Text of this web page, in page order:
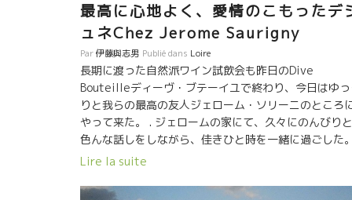
最高に心地よく、愛情のこもったデ
ュネChez Jerome Saurigny
Par伊藤與志男 Publié dans Loire
長期に渡った自然派ワイン試飲会も昨日のDive
Bouteilleディーヴ・ブテーイユで終わり、今日はゆっ
りと我らの最高の友人ジェローム・ソリーニのところ
やって来た。 . ジェロームの家にて、久々にのんびりと
色んな話しをしながら、佳きひと時を一緒に過ごした。
野村ユニソン社のメンバーとやって来た。キッチンのテ
しながら、ジェロームが料理を作ってくれた。超忙しか
Lire la suite